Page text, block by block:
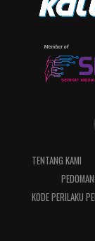
TENTANG KAMI
KODE PERILAKU